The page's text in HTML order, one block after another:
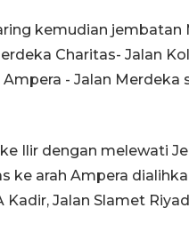
kemudian jembatan
Charitas- Jalan
- Jalan Merdeka
Ilir dengan melewati
ke arah Ampera
Jalan Slamet